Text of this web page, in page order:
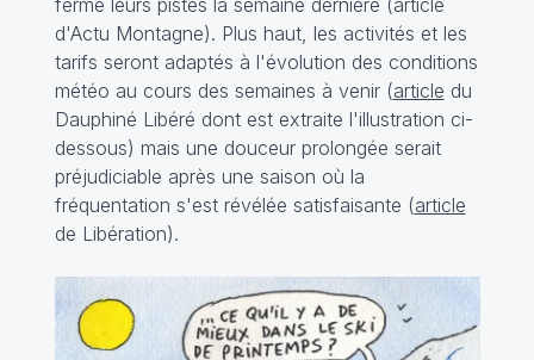
fermé leurs pistes la semaine dernière (article
d'Actu Montagne). Plus haut, les activités et les
tarifs seront adaptés à l'évolution des conditions
météo au cours des semaines à venir (article du
Dauphiné Libéré dont est extraite l'illustration ci-
dessous) mais une douceur prolongée serait
préjudiciable après une saison où la
fréquentation s'est révélée satisfaisante (article
de Libération).